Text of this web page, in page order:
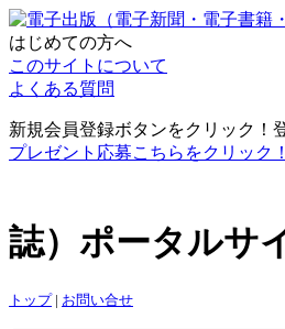
はじめての方へ
このサイトについて
よくある質問
新規会員登録ボタンをクリック！
プレゼント応募こちらをクリック！
誌）ポータルサ
トップ| お問い合せ